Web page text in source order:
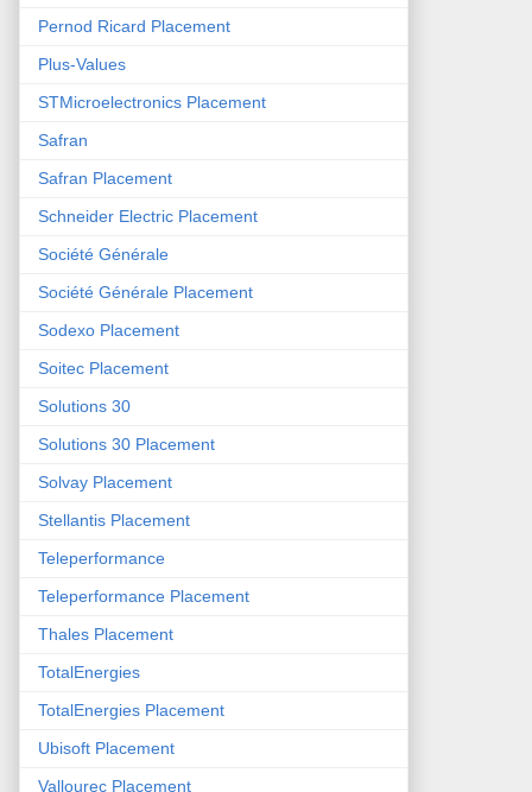
Pernod Ricard Placement
Plus-Values
STMicroelectronics Placement
Safran
Safran Placement
Schneider Electric Placement
Société Générale
Société Générale Placement
Sodexo Placement
Soitec Placement
Solutions 30
Solutions 30 Placement
Solvay Placement
Stellantis Placement
Teleperformance
Teleperformance Placement
Thales Placement
TotalEnergies
TotalEnergies Placement
Ubisoft Placement
Vallourec Placement